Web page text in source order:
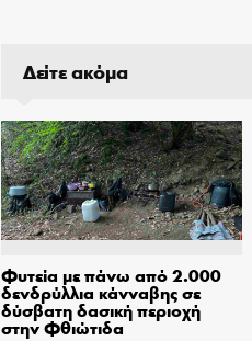
Δείτε ακόμα
Φυτεία με πάνω από 2.000
δενδρύλλια κάνναβης σε
δύσβατη δασική περιοχή
στην Φθιώτιδα